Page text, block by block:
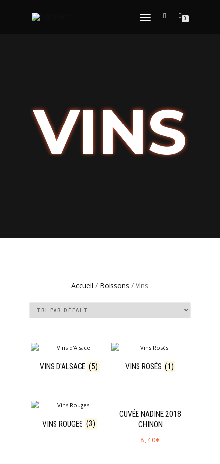
DÉPLIER
0
VINS
Accueil / Boissons / Vins
VINS D'ALSACE (5) VINS ROSÉS (1)
VINS ROUGES (3)
CUVÉE NADINE 2018
CHINON
8,40€